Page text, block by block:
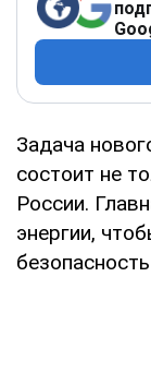
Задача
состоит не
России.
энергии,